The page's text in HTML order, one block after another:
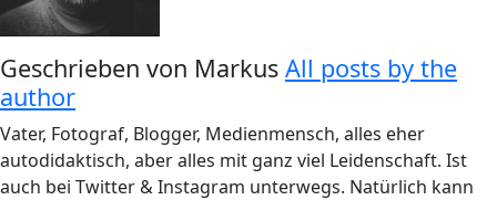
Geschrieben von Markus All posts by the
author
Vater, Fotograf, Blogger, Medienmensch, alles eher
autodidaktisch, aber alles mit ganz viel Leidenschaft. Ist
auch bei Twitter & Instagram unterwegs. Natürlich kann